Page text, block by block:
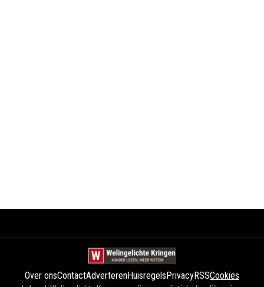
Over onsContactAdverterenHuisregelsPrivacyRSSCookies